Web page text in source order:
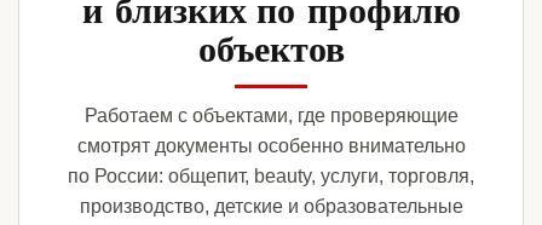
объектов
Работаем с объектами, где проверяющие
смотрят документы особенно внимательно
по России: общепит, beauty, услуги, торговля,
производство, детские и образовательные